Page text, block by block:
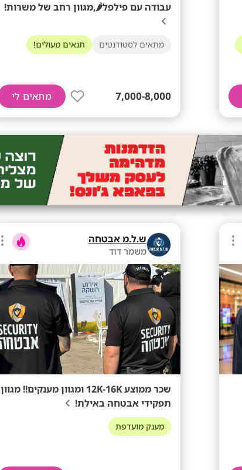
עבודה עם פילפל🌶️,מגוון רחב של משרות!
מתאים לסטודנטים תנאים מעולים!
7,000-8,000 מתאים לי
ש.ל.מ אבטחה
משמר דוד
שכר ממוצע 12K-16K ומגוון מענקים!! מגוון
תפקידי אבטחה באילת!
מענק מועדפת